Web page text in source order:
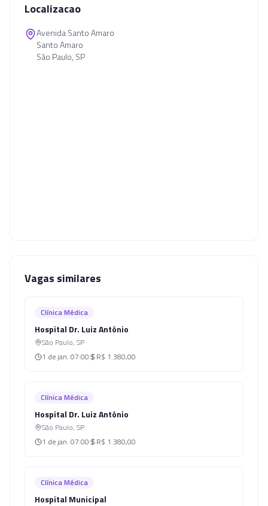
Localizacao
Avenida Santo Amaro
Santo Amaro
São Paulo, SP
Vagas similares
Clínica Médica
Hospital Dr. Luiz Antônio
São Paulo, SP
1 de jan. 07:00 R$ 1.380,00
Clínica Médica
Hospital Dr. Luiz Antônio
São Paulo, SP
1 de jan. 07:00 R$ 1.380,00
Clínica Médica
Hospital Municipal